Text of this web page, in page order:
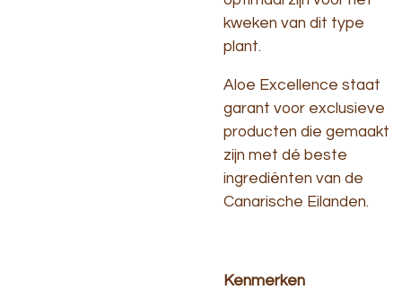
kweken van dit type
plant.
Aloe Excellence staat
garant voor exclusieve
producten die gemaakt
zijn met dé beste
ingrediënten van de
Canarische Eilanden.
Kenmerken